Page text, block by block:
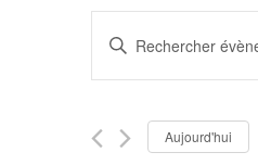
Recherche
et
navigation
vues
Saisir
clé.
ÉvènementsAujourd'hui